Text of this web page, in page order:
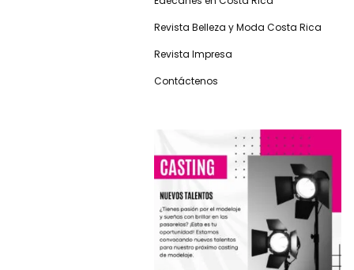
Revista Belleza y Moda Costa Rica
Revista Impresa
Contáctenos